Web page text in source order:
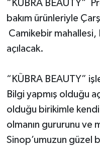
“KÜBRA BEAUTY”
bakım ürünleriyle
Camikebir mahallesi,
açılacak.
“KÜBRA BEAUTY”
Bilgi yapmış olduğu
olduğu birikimle
olmanın gururunu ve
Sinop’umuzun güzel